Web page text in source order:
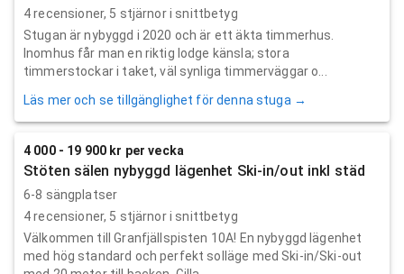
4recensioner, 5 stjärnor i snittbetyg
Stugan är nybyggd i 2020 och är ett äkta timmerhus.
Inomhus får man en riktig lodge känsla; stora
timmerstockar i taket, väl synliga timmerväggar o...
Läs mer och se tillgänglighet för denna stuga →
4 000 - 19 900 kr per vecka
Stöten sälen nybyggd lägenhet Ski-in/out inkl städ
6-8 sängplatser
4recensioner, 5 stjärnor i snittbetyg
Välkommen till Granfjällspisten 10A! En nybyggd lägenhet
med hög standard och perfekt solläge med Ski-in/Ski-out